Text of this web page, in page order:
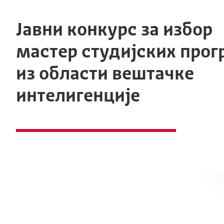
Јавни конкурс за избор
мастер студијских
из области вештачке
интелигенције